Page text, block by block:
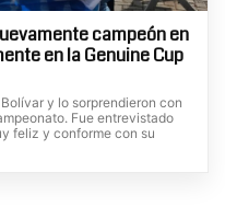
campeón en
en la Genuine Cup
y lo sorprendieron con
Fue entrevistado
feliz y conforme con su